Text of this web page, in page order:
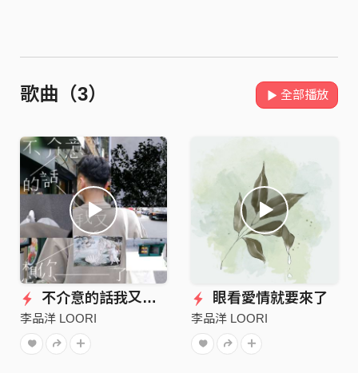
歌曲（3） 全部播放
不介意的話我又想你了
李品洋 LOORI
眼看愛情就要來了
李品洋 LOORI